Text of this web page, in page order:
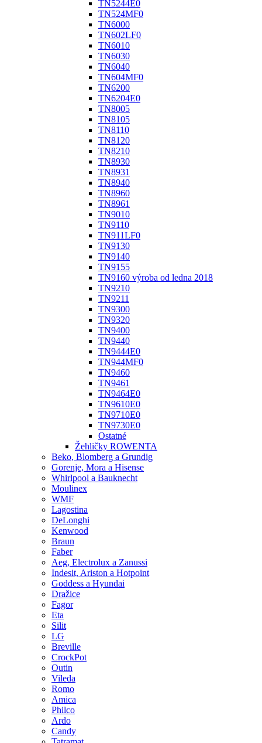
TN5244E0
TN524MF0
TN6000
TN602LF0
TN6010
TN6030
TN6040
TN604MF0
TN6200
TN6204E0
TN8005
TN8105
TN8110
TN8120
TN8210
TN8930
TN8931
TN8940
TN8960
TN8961
TN9010
TN9110
TN911LF0
TN9130
TN9140
TN9155
TN9160 výroba od ledna 2018
TN9210
TN9211
TN9300
TN9320
TN9400
TN9440
TN9444E0
TN944MF0
TN9460
TN9461
TN9464E0
TN9610E0
TN9710E0
TN9730E0
Ostatné
Žehličky ROWENTA
Beko, Blomberg a Grundig
Gorenje, Mora a Hisense
Whirlpool a Bauknecht
Moulinex
WMF
Lagostina
DeLonghi
Kenwood
Braun
Faber
Aeg, Electrolux a Zanussi
Indesit, Ariston a Hotpoint
Goddess a Hyundai
Dražice
Fagor
Eta
Silit
LG
Breville
CrockPot
Outin
Vileda
Romo
Amica
Philco
Ardo
Candy